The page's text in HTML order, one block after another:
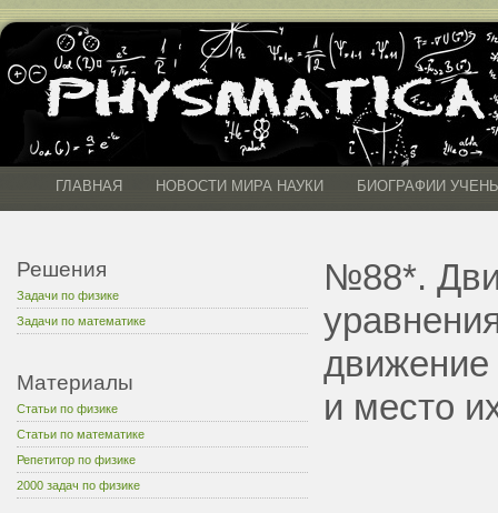
ГЛАВНАЯ НОВОСТИ МИРА НАУКИ БИОГРАФИИ
Решения
Задачи по физике
Задачи по математике
Материалы
Статьи по физике
Статьи по математике
Репетитор по физике
2000 задач по физике
№88*.
движение
и место